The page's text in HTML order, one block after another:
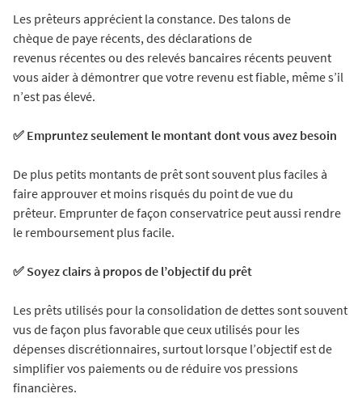
Les prêteurs apprécient la constance. Des talons de
chèque de paye récents, des déclarations de
revenus récentes ou des relevés bancaires récents peuvent
vous aider à démontrer que votre revenu est fiable, même s’il
n’est pas élevé.
✅ Empruntez seulement le montant dont vous avez besoin
De plus petits montants de prêt sont souvent plus faciles à
faire approuver et moins risqués du point de vue du
prêteur. Emprunter de façon conservatrice peut aussi rendre
le remboursement plus facile.
✅ Soyez clairs à propos de l’objectif du prêt
Les prêts utilisés pour la consolidation de dettes sont souvent
vus de façon plus favorable que ceux utilisés pour les
dépenses discrétionnaires, surtout lorsque l’objectif est de
simplifier vos paiements ou de réduire vos pressions
financières.